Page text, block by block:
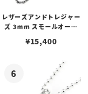
レザーズアンドトレジャー
ズ 3mm スモールオーバ
ブスタークラスプ＆LTロ
¥15,400